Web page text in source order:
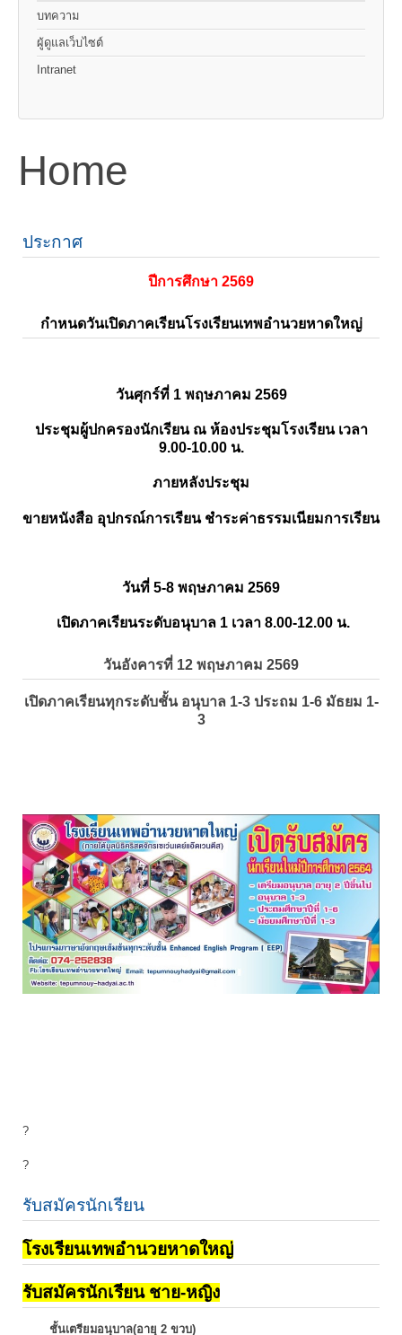
บทความ
ผู้ดูแลเว็บไซต์
Intranet
Home
ประกาศ
ปีการศึกษา 2569
กำหนดวันเปิดภาคเรียนโรงเรียนเทพอำนวยหาดใหญ่
วันศุกร์ที่ 1 พฤษภาคม 2569
ประชุมผู้ปกครองนักเรียน ณ ห้องประชุมโรงเรียน เวลา
9.00-10.00 น.
ภายหลังประชุม
ขายหนังสือ อุปกรณ์การเรียน ชำระค่าธรรมเนียมการเรียน
วันที่ 5-8 พฤษภาคม 2569
เปิดภาคเรียนระดับอนุบาล 1 เวลา 8.00-12.00 น.
วันอังคารที่ 12 พฤษภาคม 2569
เปิดภาคเรียนทุกระดับชั้น อนุบาล 1-3 ประถม 1-6 มัธยม 1-
3
?
?
รับสมัครนักเรียน
โรงเรียนเทพอำนวยหาดใหญ่
รับสมัครนักเรียน ชาย-หญิง
ชั้นเตรียมอนุบาล(อายุ 2 ขวบ)